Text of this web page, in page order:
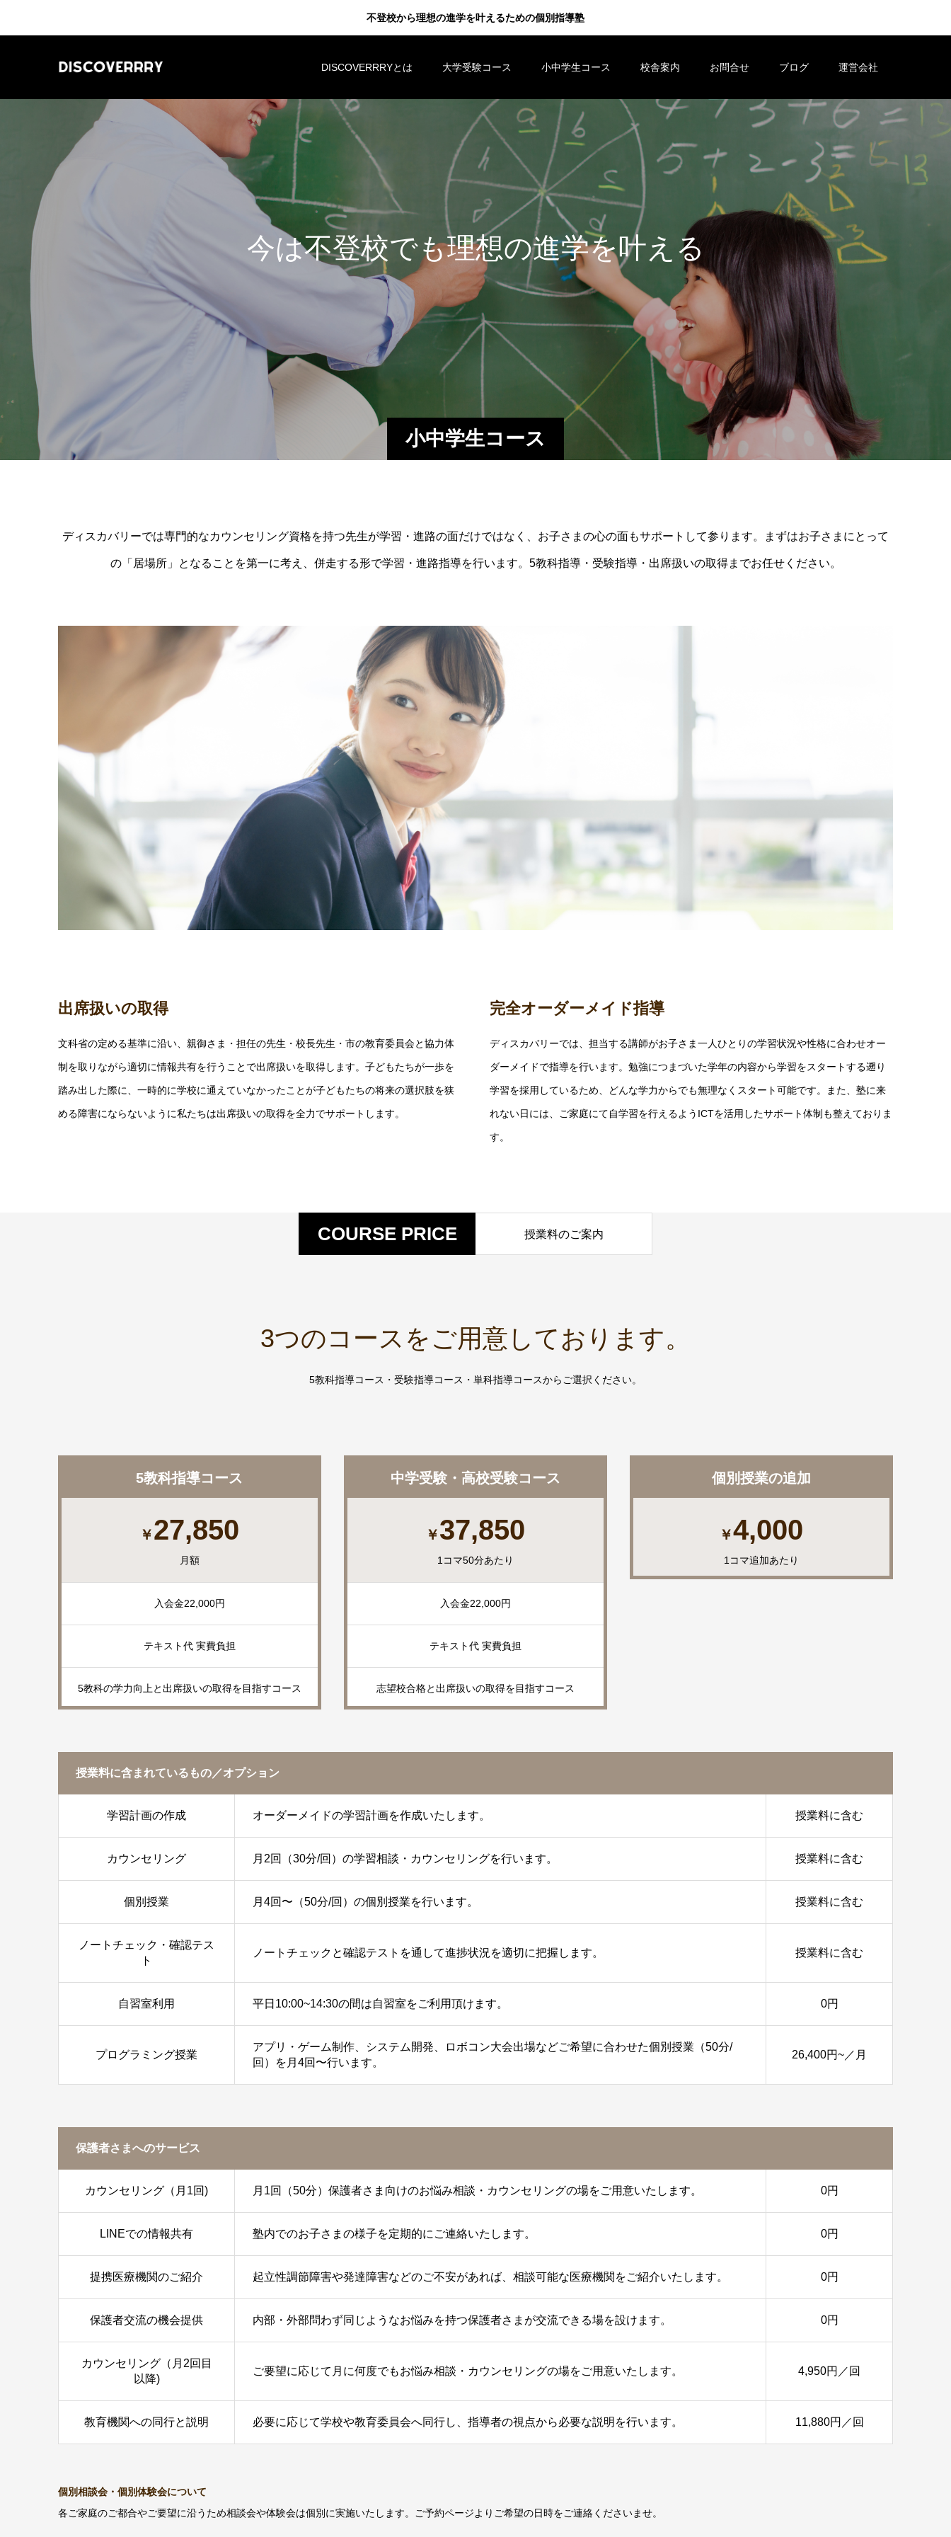
不登校から理想の進学を叶えるための個別指導塾
DISCOVERRRYとは 大学受験コース 小中学生コース 校舎案内 お問合せ ブログ 運営会社
小中学生コース
は 校でも理想の進学を叶えるための 個 別指 導 塾
ディスカバリーでは専門的なカウンセリング資格を持つ先生が学習・進路の面だけではなく、お子さまの心の面もサポートして参ります。まずはお子さまにとって
の「居場所」となることを第一に考え、併走する形で学習・進路指導を行います。5教科指導・受験指導・出席扱いの取得までお任せください。
出席扱いの取得
文科省の定める基準に沿い、親御さま・担任の先生・校長先生・市の教育委員会と協力体
制を取りながら適切に情報共有を行うことで出席扱いを取得します。子どもたちが一歩を
踏み出した際に、一時的に学校に通えていなかったことが子どもたちの将来の選択肢を狭
める障害にならないように私たちは出席扱いの取得を全力でサポートします。
完全オーダーメイド指導
ディスカバリーでは、担当する講師がお子さま一人ひとりの学習状況や性格に合わせオー
ダーメイドで指導を行います。勉強につまづいた学年の内容から学習をスタートする遡り
学習を採用しているため、どんな学力からでも無理なくスタート可能です。また、塾に来
れない日には、ご家庭にて自学習を行えるようICTを活用したサポート体制も整えておりま
す。
COURSE PRICE 授業料のご案内
3つのコースをご用意しております。
5教科指導コース・受験指導コース・単科指導コースからご選択ください。
5教科指導コース
￥27,850
月額
入会金22,000円
テキスト代 実費負担
5教科の学力向上と出席扱いの取得を目指すコース
中学受験・高校受験コース
￥37,850
1コマ50分あたり
入会金22,000円
テキスト代 実費負担
志望校合格と出席扱いの取得を目指すコース
個別授業の追加
￥4,000
1コマ追加あたり
授業料に含まれているもの／オプション
学習計画の作成 オーダーメイドの学習計画を作成いたします。 授業料に含む
カウンセリング 月2回（30分/回）の学習相談・カウンセリングを行います。 授業料に含む
個別授業 月4回〜（50分/回）の個別授業を行います。 授業料に含む
ノートチェック・確認テス
ト
ノートチェックと確認テストを通して進捗状況を適切に把握します。 授業料に含む
自習室利用 平日10:00~14:30の間は自習室をご利用頂けます。 0円
プログラミング授業
アプリ・ゲーム制作、システム開発、ロボコン大会出場などご希望に合わせた個別授業（50分/
回）を月4回〜行います。
26,400円~／月
保護者さまへのサービス
カウンセリング（月1回) 月1回（50分）保護者さま向けのお悩み相談・カウンセリングの場をご用意いたします。 0円
LINEでの情報共有 塾内でのお子さまの様子を定期的にご連絡いたします。 0円
提携医療機関のご紹介 起立性調節障害や発達障害などのご不安があれば、相談可能な医療機関をご紹介いたします。 0円
保護者交流の機会提供 内部・外部問わず同じようなお悩みを持つ保護者さまが交流できる場を設けます。 0円
カウンセリング（月2回目
以降)
ご要望に応じて月に何度でもお悩み相談・カウンセリングの場をご用意いたします。 4,950円／回
教育機関への同行と説明 必要に応じて学校や教育委員会へ同行し、指導者の視点から必要な説明を行います。 11,880円／回
個別相談会・個別体験会について
各ご家庭のご都合やご要望に沿うため相談会や体験会は個別に実施いたします。ご予約ページよりご希望の日時をご連絡くださいませ。